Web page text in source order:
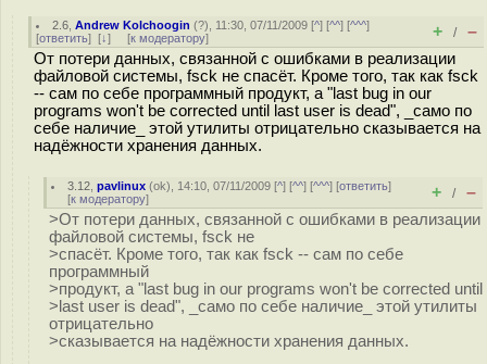
2.6 ,Andrew Kolchoogin (?), 11:30, 07/11/2009 [^] [^^] [^^^]
[ответить] [↓] [к модератору] + / –
От потери данных, связанной с ошибками в реализации
файловой системы, fsck не спасёт. Кроме того, так как fsck
-- сам по себе программный продукт, а "last bug in our
programs won't be corrected until last user is dead", _само по
себе наличие_ этой утилиты отрицательно сказывается на
надёжности хранения данных.
3.12 ,pavlinux (ok), 14:10, 07/11/2009 [^] [^^] [^^^] [ответить]
[к модератору] + / –
>От потери данных, связанной с ошибками в реализации
файловой системы, fsck не
>спасёт. Кроме того, так как fsck -- сам по себе
программный
>продукт, а "last bug in our programs won't be corrected until
>last user is dead", _само по себе наличие_ этой утилиты
отрицательно
>сказывается на надёжности хранения данных.